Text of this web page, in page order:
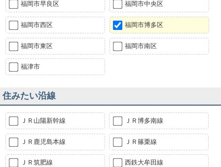
福岡市早良区 福岡市中央区
福岡市西区 福岡市博多区
福岡市東区 福岡市南区
福津市
住みたい沿線
ＪＲ山陽新幹線 ＪＲ博多南線
ＪＲ鹿児島本線 ＪＲ篠栗線
ＪＲ筑肥線 西鉄大牟田線